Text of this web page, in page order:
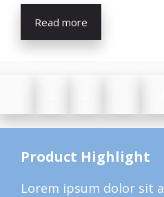
Read more
Product Highlight
Lorem ipsum dolor sit